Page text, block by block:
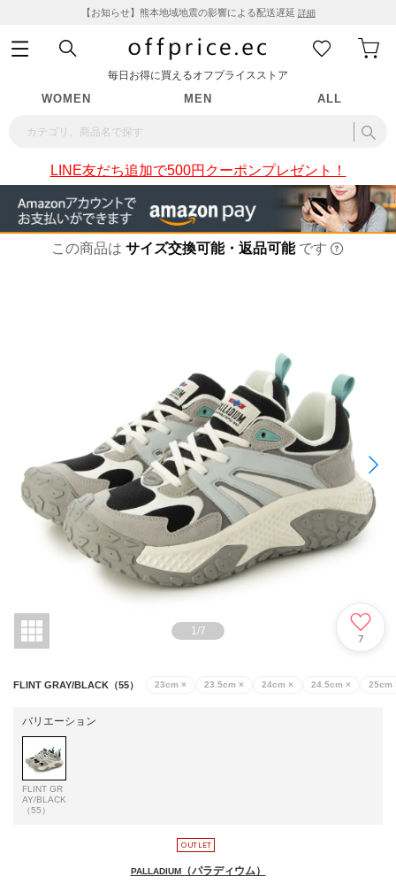
【お知らせ】熊本地域地震の影響による配送遅延 詳細
毎日お得に買えるオフプライスストア
WOMEN MEN ALL
LINE友だち追加で500円クーポンプレゼント！
この商品は サイズ交換可能・返品可能 です
1/7
7
FLINT GRAY/BLACK（55） 23cm × 23.5cm × 24cm × 24.5cm × 25cm
バリエーション
FLINT GR
AY/BLACK
（55）
PALLADIUM（パラディウム）